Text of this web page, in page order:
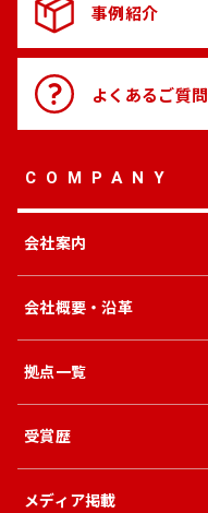
事例紹介
よくあるご質問
COMPANY
会社案内
会社概要・沿革
拠点一覧
受賞歴
メディア掲載